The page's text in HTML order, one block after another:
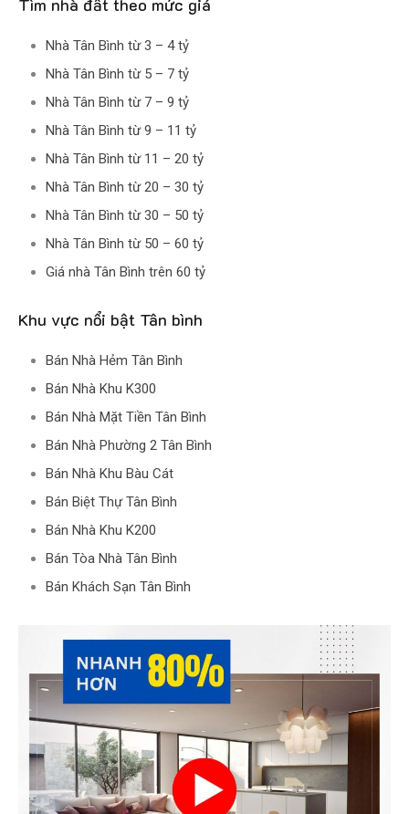
Tìm nhà đất theo mức giá
Nhà Tân Bình từ 3 – 4 tỷ
Nhà Tân Bình từ 5 – 7 tỷ
Nhà Tân Bình từ 7 – 9 tỷ
Nhà Tân Bình từ 9 – 11 tỷ
Nhà Tân Bình từ 11 – 20 tỷ
Nhà Tân Bình từ 20 – 30 tỷ
Nhà Tân Bình từ 30 – 50 tỷ
Nhà Tân Bình từ 50 – 60 tỷ
Giá nhà Tân Bình trên 60 tỷ
Khu vực nổi bật Tân bình
Bán Nhà Hẻm Tân Bình
Bán Nhà Khu K300
Bán Nhà Mặt Tiền Tân Bình
Bán Nhà Phường 2 Tân Bình
Bán Nhà Khu Bàu Cát
Bán Biệt Thự Tân Bình
Bán Nhà Khu K200
Bán Tòa Nhà Tân Bình
Bán Khách Sạn Tân Bình